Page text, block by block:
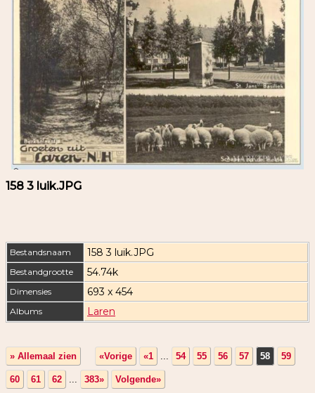
158 3 luik.JPG
Bestandsnaam 158 3 luik.JPG
Bestandgrootte 54.74k
Dimensies 693 x 454
Albums Laren
» Allemaal zien «Vorige «1 54 55 56 57 58 59
60 61 62 383» Volgende»